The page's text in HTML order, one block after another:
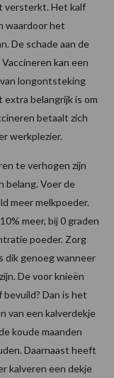
versterkt. Het kalf
waardoor het
De schade aan de
kan een
longontsteking
extra belangrijk is om
betaalt zich
werkplezier.
te verhogen zijn
belang. Voer de
meer melkpoeder.
meer, bij 0 graden
poeder. Zorg
dik genoeg wanneer
De voor knieën
Dan is het
van een kalverdekje
koude maanden
Daarnaast heeft
kalveren een dekje